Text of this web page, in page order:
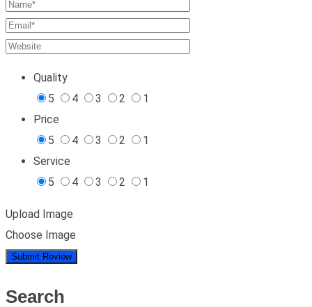
Quality
5
4 3 2
1
Price
5
4 3 2
1
Service
5
4 3 2 1
Upload Image
Choose Image
Search